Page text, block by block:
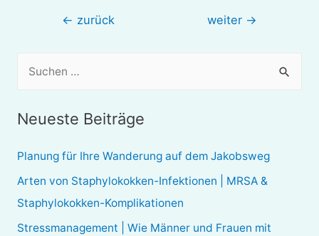
Beitragsnavigation
← zurück weiter →
e
n
n
Neueste Beiträge
Planung für Ihre Wanderung auf dem Jakobsweg
Arten von Staphylokokken-Infektionen | MRSA &
Staphylokokken-Komplikationen
Stressmanagement | Wie Männer und Frauen mit